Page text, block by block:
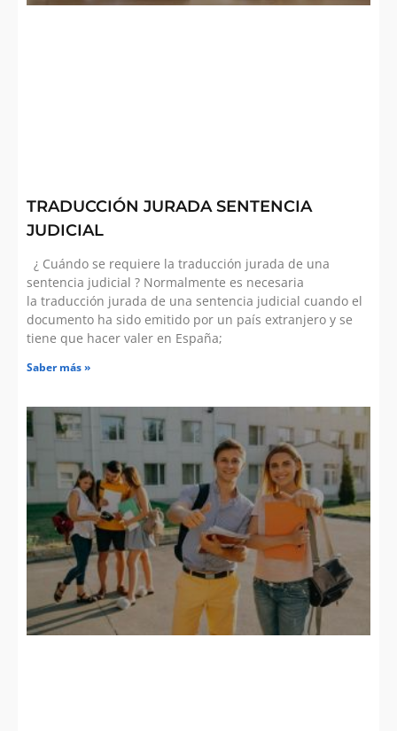
TRADUCCIÓN JURADA SENTENCIA
JUDICIAL
¿ Cuándo se requiere la traducción jurada de una
sentencia judicial ? Normalmente es necesaria
la traducción jurada de una sentencia judicial cuando el
documento ha sido emitido por un país extranjero y se
tiene que hacer valer en España;
Saber más »